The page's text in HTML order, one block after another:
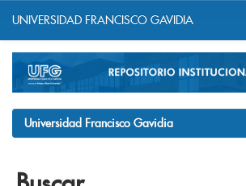
navigation
UNIVERSIDAD FRANCISCO GAVIDIA
Universidad Francisco Gavidia